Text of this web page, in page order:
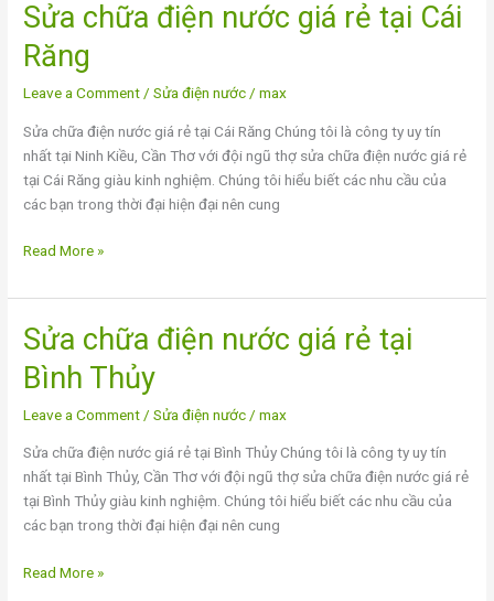
Sửa chữa điện nước giá rẻ tại Cái
Răng
Leave a Comment /Sửa điện nước /max
Sửa chữa điện nước giá rẻ tại Cái Răng Chúng tôi là công ty uy tín
nhất tại Ninh Kiều, Cần Thơ với đội ngũ thợ sửa chữa điện nước giá rẻ
tại Cái Răng giàu kinh nghiệm. Chúng tôi hiểu biết các nhu cầu của
các bạn trong thời đại hiện đại nên cung
Sửa
chữa
điện
rẻ
tại
Cái
Răng
Read More »
Sửa chữa điện nước giá rẻ tại
Bình Thủy
Leave a Comment /Sửa điện nước /max
Sửa chữa điện nước giá rẻ tại Bình Thủy Chúng tôi là công ty uy tín
nhất tại Bình Thủy, Cần Thơ với đội ngũ thợ sửa chữa điện nước giá rẻ
tại Bình Thủy giàu kinh nghiệm. Chúng tôi hiểu biết các nhu cầu của
các bạn trong thời đại hiện đại nên cung
Sửa
chữa
điện
rẻ
tại
Bình
Thủy
Read More »